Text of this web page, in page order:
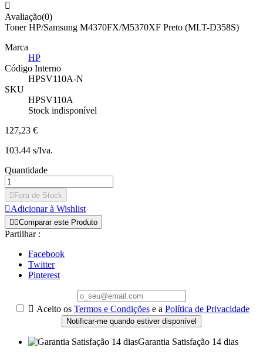

Avaliação(0)
Toner HP/Samsung M4370FX/M5370XF Preto (MLT-D358S)
Marca
HP
Código Interno
HPSV110A-N
SKU
HPSV110A
Stock indisponível
127,23 €
103.44 s/Iva.
Quantidade
 Fora de Stock
Adicionar à Wishlist
 Comparar este Produto
Partilhar :
Facebook
Twitter
Pinterest
 Aceito os Termos e Condiçõese a Política de Privacidade
Notificar-me quando estiver disponível
Garantia Satisfação 14 dias